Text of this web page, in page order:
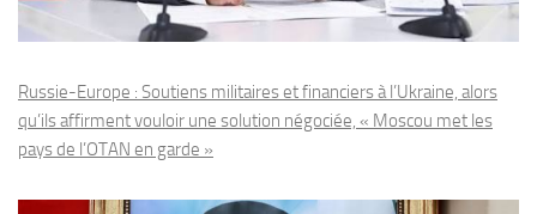
Russie-Europe : Soutiens militaires et financiers à l’Ukraine, alors
qu’ils affirment vouloir une solution négociée, « Moscou met les
pays de l’OTAN en garde »